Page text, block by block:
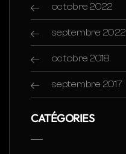
octobre 2022
septembre 2022
octobre 2018
septembre 2017
CATÉGORIES